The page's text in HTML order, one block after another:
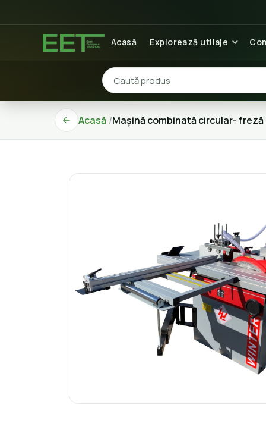
Acasă Explorează utilaje
Acasă Mașină combinată circular- freză